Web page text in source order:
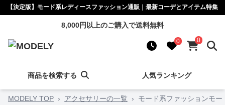
【決定版】モード系レディースファッション通販｜最新コーデとアイテム特集
8,000円以上のご購入で送料無料
0 0
商品を検索する 人気ランキング
MODELY TOP › アクセサリーの一覧 › モード系ファッションモ